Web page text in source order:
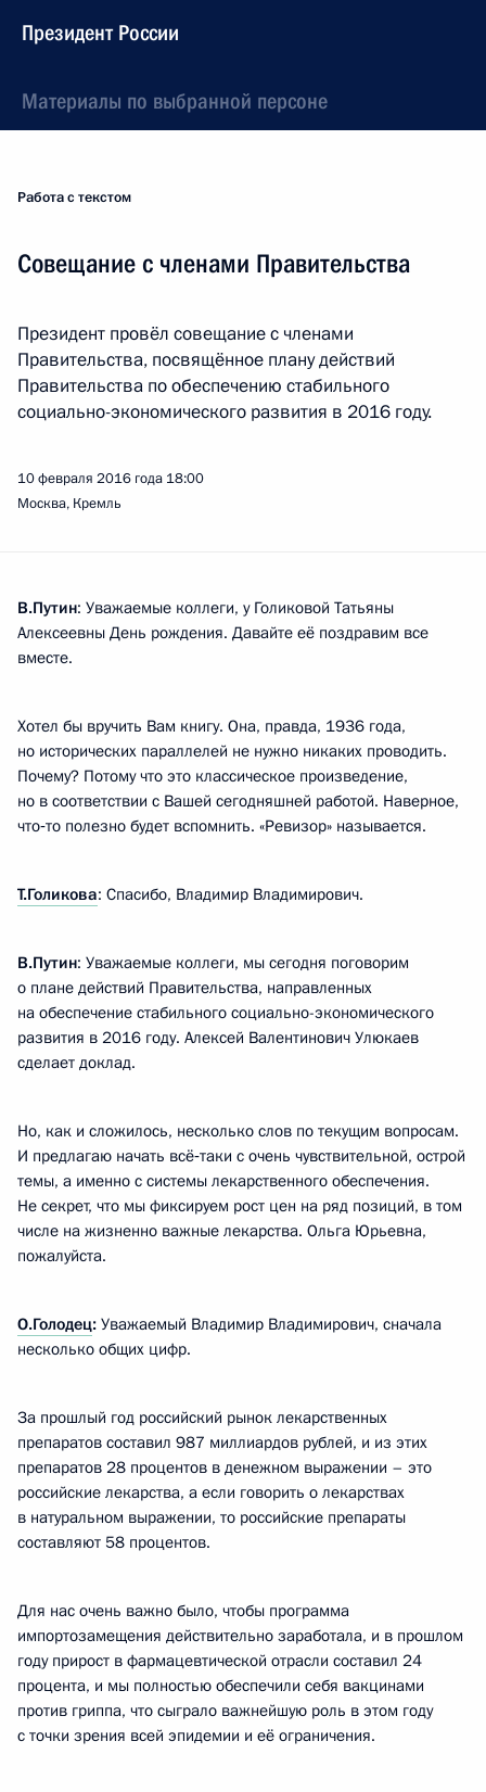
Президент России
Материалы по выбранной персоне
Работа с текстом
Совещание с членами Правительства
Президент провёл совещание с членами
Правительства, посвящённое плану действий
Правительства по обеспечению стабильного
социально-экономического развития в 2016 году.
10 февраля 2016 года 18:00
Москва, Кремль
В.Путин: Уважаемые коллеги, у Голиковой Татьяны
Алексеевны День рождения. Давайте её поздравим все
вместе.
Хотел бы вручить Вам книгу. Она, правда, 1936 года,
но исторических параллелей не нужно никаких проводить.
Почему? Потому что это классическое произведение,
но в соответствии с Вашей сегодняшней работой. Наверное,
что‑то полезно будет вспомнить. «Ревизор» называется.
Т.Голикова: Спасибо, Владимир Владимирович.
В.Путин: Уважаемые коллеги, мы сегодня поговорим
о плане действий Правительства, направленных
на обеспечение стабильного социально-экономического
развития в 2016 году. Алексей Валентинович Улюкаев
сделает доклад.
Но, как и сложилось, несколько слов по текущим вопросам.
И предлагаю начать всё‑таки с очень чувствительной, острой
темы, а именно с системы лекарственного обеспечения.
Не секрет, что мы фиксируем рост цен на ряд позиций, в том
числе на жизненно важные лекарства. Ольга Юрьевна,
пожалуйста.
О.Голодец: Уважаемый Владимир Владимирович, сначала
несколько общих цифр.
За прошлый год российский рынок лекарственных
препаратов составил 987 миллиардов рублей, и из этих
препаратов 28 процентов в денежном выражении – это
российские лекарства, а если говорить о лекарствах
в натуральном выражении, то российские препараты
составляют 58 процентов.
Для нас очень важно было, чтобы программа
импортозамещения действительно заработала, и в прошлом
году прирост в фармацевтической отрасли составил 24
процента, и мы полностью обеспечили себя вакцинами
против гриппа, что сыграло важнейшую роль в этом году
с точки зрения всей эпидемии и её ограничения.